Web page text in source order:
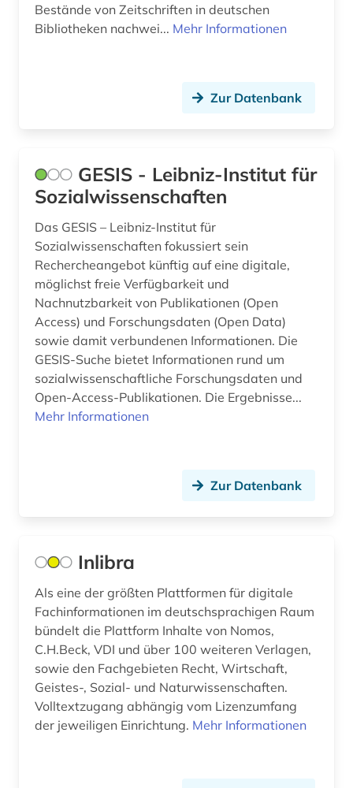
Bestände von Zeitschriften in deutschen
Bibliotheken nachwei... Mehr Informationen
Zur Datenbank
GESIS - Leibniz-Institut für
Sozialwissenschaften
Das GESIS – Leibniz-Institut für
Sozialwissenschaften fokussiert sein
Rechercheangebot künftig auf eine digitale,
möglichst freie Verfügbarkeit und
Nachnutzbarkeit von Publikationen (Open
Access) und Forschungsdaten (Open Data)
sowie damit verbundenen Informationen. Die
GESIS-Suche bietet Informationen rund um
sozialwissenschaftliche Forschungsdaten und
Open-Access-Publikationen. Die Ergebnisse...
Mehr Informationen
Zur Datenbank
Inlibra
Als eine der größten Plattformen für digitale
Fachinformationen im deutschsprachigen Raum
bündelt die Plattform Inhalte von Nomos,
C.H.Beck, VDI und über 100 weiteren Verlagen,
sowie den Fachgebieten Recht, Wirtschaft,
Geistes-, Sozial- und Naturwissenschaften.
Volltextzugang abhängig vom Lizenzumfang
der jeweiligen Einrichtung. Mehr Informationen